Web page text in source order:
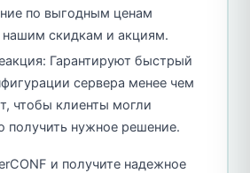
по выгодным ценам
нашим скидкам и акциям.
Гарантируют быстрый
сервера менее чем
чтобы клиенты могли
получить нужное решение.
и получите надежное